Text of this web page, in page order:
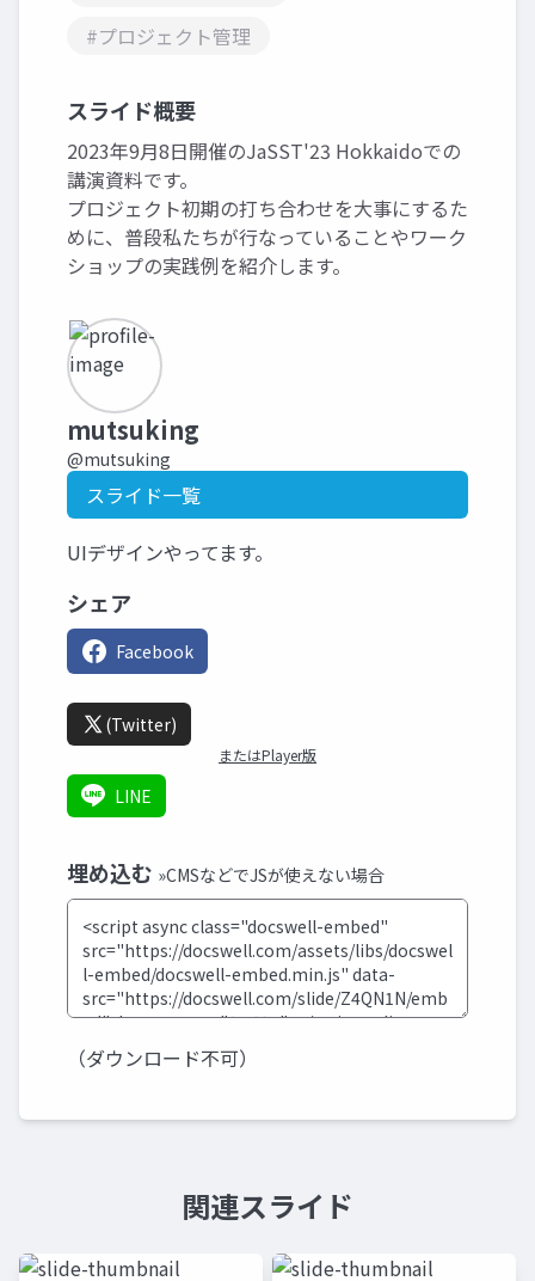
#プロジェクト管理
スライド概要
2023年9月8日開催のJaSST'23 Hokkaidoでの
講演資料です。
プロジェクト初期の打ち合わせを大事にするた
めに、普段私たちが行なっていることやワーク
ショップの実践例を紹介します。
mutsuking
@mutsuking
スライド一覧
UIデザインやってます。
シェア
Facebook
(Twitter)
またはPlayer版
LINE
埋め込む »CMSなどでJSが使えない場合
（ダウンロード不可）
関連スライド